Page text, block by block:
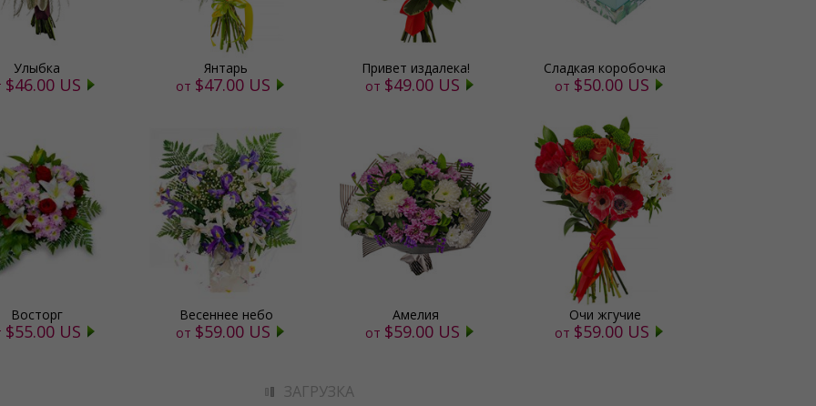
Улыбка
$46.00 US
Янтарь
от $47.00 US
Привет издалека!
от $49.00 US
Сладкая коробочка
от $50.00 US
Восторг
$55.00 US
Весеннее небо
от $59.00 US
Амелия
от $59.00 US
Очи жгучие
от $59.00 US
ЗАГРУЗКА